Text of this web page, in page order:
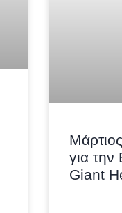
για
Giant